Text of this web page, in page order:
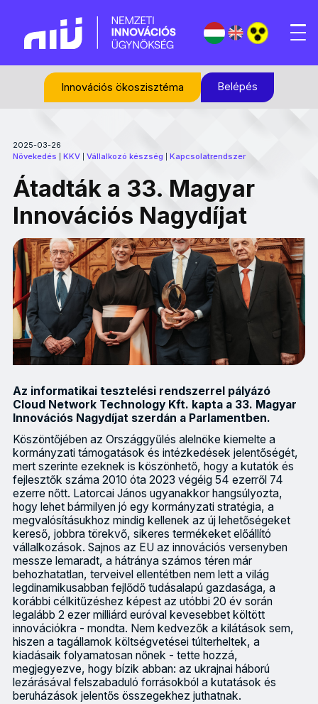
Innovációs ökoszisztéma Belépés
2025-03-26
Növekedés KKV| Vállalkozó készség Kapcsolatrendszer
Átadták a 33. Magyar
Innovációs Nagydíjat
Az informatikai tesztelési rendszerrel pályázó
Cloud Network Technology Kft. kapta a 33. Magyar
Innovációs Nagydíjat szerdán a Parlamentben.
Köszöntőjében az Országgyűlés alelnöke kiemelte a
kormányzati támogatások és intézkedések jelentőségét,
mert szerinte ezeknek is köszönhető, hogy a kutatók és
fejlesztők száma 2010 óta 2023 végéig 54 ezerről 74
ezerre nőtt. Latorcai János ugyanakkor hangsúlyozta,
hogy lehet bármilyen jó egy kormányzati stratégia, a
megvalósításukhoz mindig kellenek az új lehetőségeket
kereső, jobbra törekvő, sikeres termékeket előállító
vállalkozások. Sajnos az EU az innovációs versenyben
messze lemaradt, a hátránya számos téren már
behozhatatlan, terveivel ellentétben nem lett a világ
legdinamikusabban fejlődő tudásalapú gazdasága, a
korábbi célkitűzéshez képest az utóbbi 20 év során
legalább 2 ezer milliárd euróval kevesebbet költött
innovációkra - mondta. Nem kedvezők a kilátások sem,
hiszen a tagállamok költségvetései túlterheltek, a
kiadásaik folyamatosan nőnek - tette hozzá,
megjegyezve, hogy bízik abban: az ukrajnai háború
lezárásával felszabaduló forrásokból a kutatások és
beruházások jelentős összegekhez juthatnak.